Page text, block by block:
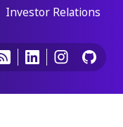
Investor Relations